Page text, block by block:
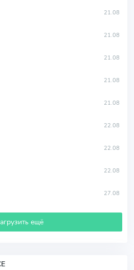
21.08
21.08
21.08
21.08
21.08
22.08
22.08
22.08
27.08
ещё